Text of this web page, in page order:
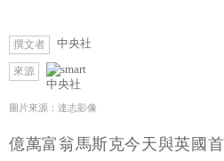
撰文者 中央社
來源
中央社
圖片來源：達志影像
億萬富翁馬斯克今天與英國